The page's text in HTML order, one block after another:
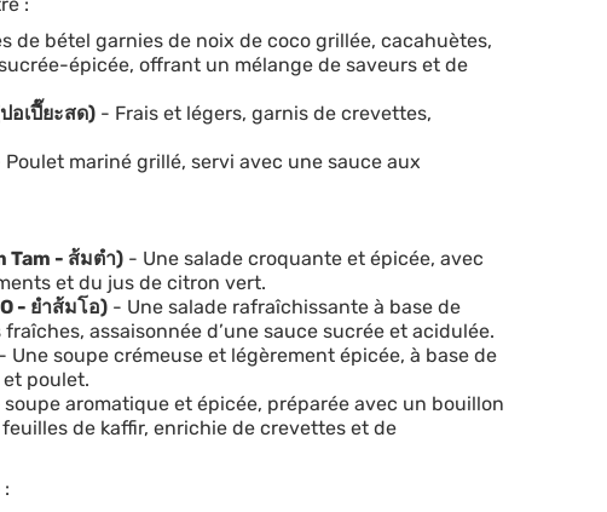
de bétel garnies de noix de coco grillée, cacahuètes,
épicée, offrant un mélange de saveurs et de
อเปี๊ยะสด) - Frais et légers, garnis de crevettes,
Poulet mariné grillé, servi avec une sauce aux
Tam - ส้มตำ) - Une salade croquante et épicée, avec
et du jus de citron vert.
- ยำส้มโอ) - Une salade rafraîchissante à base de
assaisonnée d’une sauce sucrée et acidulée.
- Une soupe crémeuse et légèrement épicée, à base de
poulet.
soupe aromatique et épicée, préparée avec un bouillon
de kaffir, enrichie de crevettes et de